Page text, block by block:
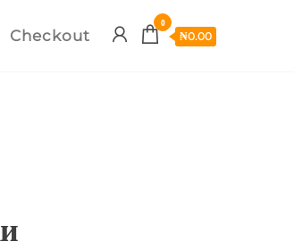
Checkout
0
₦0.00